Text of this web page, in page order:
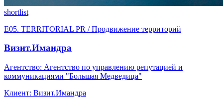
shortlist
E05. TERRITORIAL PR / Продвижение территорий
Визит.Имандра
Агентство: Агентство по управлению репутацией и
коммуникациями "Большая Медведица"
Клиент: Визит.Имандра